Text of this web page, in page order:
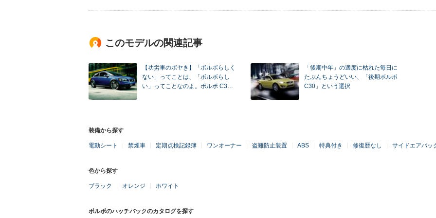
このモデルの関連記事
【功労車のボヤき】「ボルボらしく
ない」ってことは、「ボルボらし
い」ってことなのよ。ボルボ C3…
「後期中年」の適度に枯れた毎日に
たぶんちょうどいい、「後期ボルボ
C30」という選択
装備から探す
電動シート 禁煙車 定期点検記録簿 ワンオーナー 盗難防止装置 ABS 特典付き 修復歴なし サイドエアバッ
色から探す
ブラック オレンジ ホワイト
ボルボのハッチバックのカタログを探す